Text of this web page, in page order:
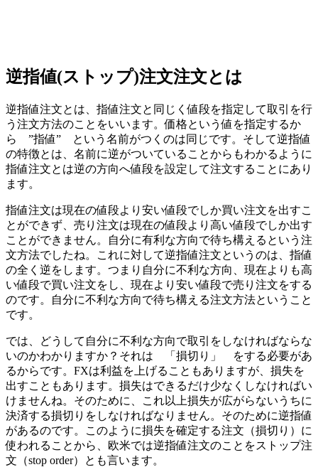
逆指値(ストップ)注文注文とは
逆指値注文とは、指値注文と同じく値段を指定して取引を行
う注文方法のことをいいます。価格という値を指定するか
ら ”指値” という名前がつくのは同じです。そして逆指値
の特徴とは、名前に逆がついていることからもわかるように
指値注文とは逆の方向へ値段を設定して注文することにあり
ます。
指値注文は現在の値段より安い値段でしか買い注文を出すこ
とができず、売り注文は現在の値段より高い値段でしか出す
ことができません。自分に有利な方向で待ち構えるという注
文方法でしたね。これに対して逆指値注文というのは、指値
の全く逆をします。つまり自分に不利な方向、現在よりも高
い値段で買い注文をし、現在より安い値段で売り注文をする
のです。自分に不利な方向で待ち構える注文方法ということ
です。
では、どうして自分に不利な方向で取引をしなければならな
いのかわかりますか？それは 「損切り」 をする必要があ
るからです。FXは利益を上げることもありますが、損失を
出すこともあります。損失はできるだけ少なくしなければい
けませんね。そのために、これ以上損失が広がらないうちに
決済する損切りをしなければなりません。そのために逆指値
があるのです。このように損失を確定する注文（損切り）に
使われることから、欧米では逆指値注文のことをストップ注
文（stop order）
とも言います。